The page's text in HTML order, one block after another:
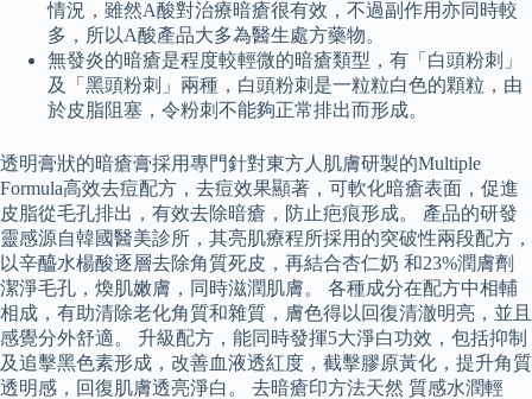
情況，雖然A酸對治療暗瘡很有效，不過副作用亦同時較
多，所以A酸產品大多為醫生處方藥物。
無發炎的暗瘡是程度較輕微的暗瘡類型，有「白頭粉刺」
及「黑頭粉刺」兩種，白頭粉刺是一粒粒白色的顆粒，由
於皮脂阻塞，令粉刺不能夠正常排出而形成。
透明膏狀的暗瘡膏採用專門針對東方人肌膚研製的Multiple
Formula高效去痘配方，去痘效果顯著，可軟化暗瘡表面，促進
皮脂從毛孔排出，有效去除暗瘡，防止疤痕形成。 產品的研發
靈感源自韓國醫美診所，其亮肌療程所採用的突破性兩段配方，
以辛醯水楊酸逐層去除角質死皮，再結合杏仁奶 和23%潤膚劑
潔淨毛孔，煥肌嫩膚，同時滋潤肌膚。 各種成分在配方中相輔
相成，有助清除老化角質和雜質，膚色得以回復清澈明亮，並且
感覺分外舒適。 升級配方，能同時發揮5大淨白功效，包括抑制
及追擊黑色素形成，改善血液透紅度，截擊膠原黃化，提升角質
透明感，回復肌膚透亮淨白。 去暗瘡印方法天然 質感水潤輕